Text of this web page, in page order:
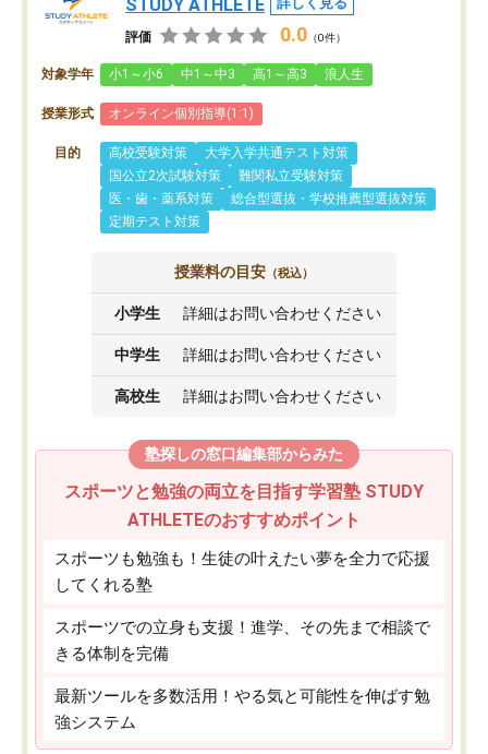
STUDY ATHLETE
評価 0.0 （0件）
対象学年 小1～小6 中1～中3 高1～高3 浪人生
授業形式 オンライン個別指導(1:1)
目的 高校受験対策
大学入学共通テスト対策
国公立2次試験対策
難関私立受験対策
医・歯・薬系対策
総合型選抜・学校推薦型選抜対策
定期テスト対策
授業料の目安 （税込）
小学生 詳細はお問い合わせください
中学生 詳細はお問い合わせください
高校生 詳細はお問い合わせください
塾探しの窓口編集部からみた
スポーツと勉強の両立を目指す学習塾 STUDY
ATHLETEのおすすめポイント
スポーツも勉強も！生徒の叶えたい夢を全力で応援
してくれる塾
スポーツでの立身も支援！進学、その先まで相談で
きる体制を完備
最新ツールを多数活用！やる気と可能性を伸ばす勉
強システム